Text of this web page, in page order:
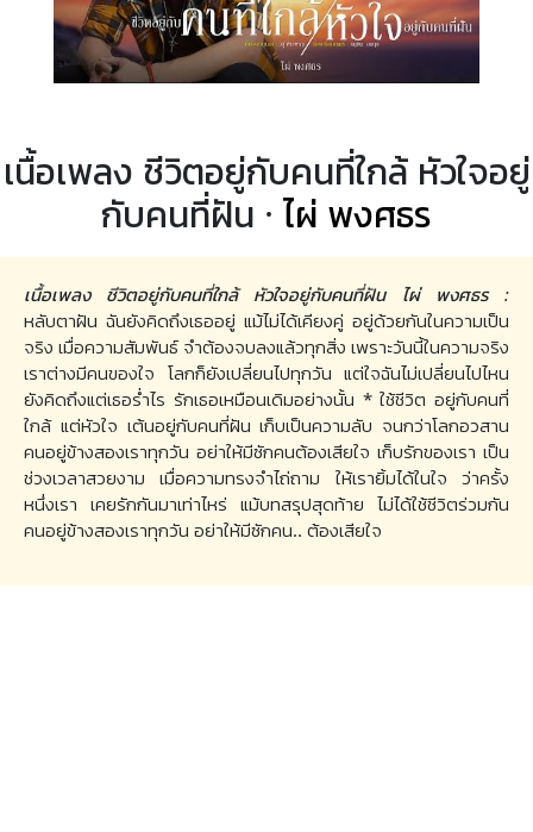
เนื้อเพลง ชีวิตอยู่กับคนที่ใกล้ หัวใจอยู่
กับคนที่ฝัน · ไผ่ พงศธร
เนื้อเพลง ชีวิตอยู่กับคนที่ใกล้ หัวใจอยู่กับคนที่ฝัน ไผ่ พงศธร :
หลับตาฝัน ฉันยังคิดถึงเธออยู่ แม้ไม่ได้เคียงคู่ อยู่ด้วยกันในความเป็น
จริง เมื่อความสัมพันธ์ จำต้องจบลงแล้วทุกสิ่ง เพราะวันนี้ในความจริง
เราต่างมีคนของใจ โลกก็ยังเปลี่ยนไปทุกวัน แต่ใจฉันไม่เปลี่ยนไปไหน
ยังคิดถึงแต่เธอร่ำไร รักเธอเหมือนเดิมอย่างนั้น * ใช้ชีวิต อยู่กับคนที่
ใกล้ แต่หัวใจ เต้นอยู่กับคนที่ฝัน เก็บเป็นความลับ จนกว่าโลกอวสาน
คนอยู่ข้างสองเราทุกวัน อย่าให้มีซักคนต้องเสียใจ เก็บรักของเรา เป็น
ช่วงเวลาสวยงาม เมื่อความทรงจำไถ่ถาม ให้เรายิ้มได้ในใจ ว่าครั้ง
หนึ่งเรา เคยรักกันมาเท่าไหร่ แม้บทสรุปสุดท้าย ไม่ได้ใช้ชีวิตร่วมกัน
คนอยู่ข้างสองเราทุกวัน อย่าให้มีซักคน.. ต้องเสียใจ